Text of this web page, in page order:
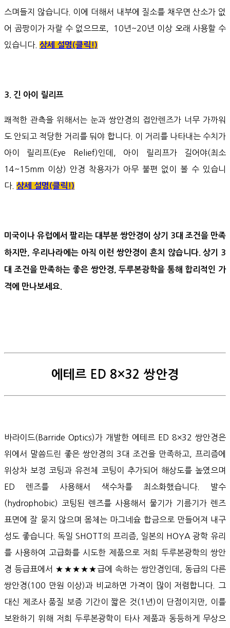
스며들지 않습니다. 이에 더해서 내부에 질소를 채우면 산소가 없
어 곰팡이가 자랄 수 없으므로, 10년~20년 이상 오래 사용할 수
있습니다. 상세 설명(클릭!)
3. 긴 아이 릴리프
쾌적한 관측을 위해서는 눈과 쌍안경의 접안렌즈가 너무 가까워
도 안되고 적당한 거리를 둬야 합니다. 이 거리를 나타내는 수치가
아이 릴리프(Eye Relief)인데, 아이 릴리프가 길어야(최소
14~15mm 이상) 안경 착용자가 아무 불편 없이 볼 수 있습니
다. 상세 설명(클릭!)
미국이나 유럽에서 팔리는 대부분 쌍안경이 상기 3대 조건을 만족
하지만, 우리나라에는 아직 이런 쌍안경이 흔치 않습니다. 상기 3
대 조건을 만족하는 좋은 쌍안경, 두루본광학을 통해 합리적인 가
격에 만나보세요.
에테르 ED 8×32 쌍안경
바라이드(Barride Optics)가 개발한 에테르 ED 8×32 쌍안경은
위에서 말씀드린 좋은 쌍안경의 3대 조건을 만족하고, 프리즘에
위상차 보정 코팅과 유전체 코팅이 추가되어 해상도를 높였으며
ED 렌즈를 사용해서 색수차를 최소화했습니다. 발수
(hydrophobic) 코팅된 렌즈를 사용해서 물기가 기름기가 렌즈
표면에 잘 묻지 않으며 몸체는 마그네슘 합금으로 만들어져 내구
성도 좋습니다. 독일 SHOTT의 프리즘, 일본의 HOYA 광학 유리
를 사용하여 고급화를 시도한 제품으로 저희 두루본광학의 쌍안
경 등급표에서 ★★★★★급에 속하는 쌍안경인데, 동급의 다른
쌍안경(100 만원 이상)과 비교하면 가격이 많이 저렴합니다. 그
대신 제조사 품질 보증 기간이 짧은 것(1년)이 단점이지만, 이를
보완하기 위해 저희 두루본광학이 타사 제품과 동등하게 무상으